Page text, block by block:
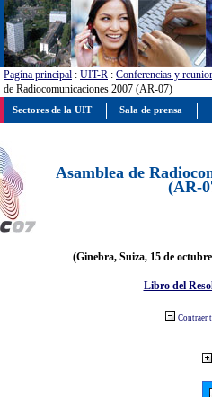
Pagína principal : UIT-R : Conferencias y
de Radiocomunicaciones 2007 (AR-07)
Asamblea de
(AR-
(Ginebra, Suiza, 15 de
Libro del
Contraer
Sectores de la UIT Sala de prensa